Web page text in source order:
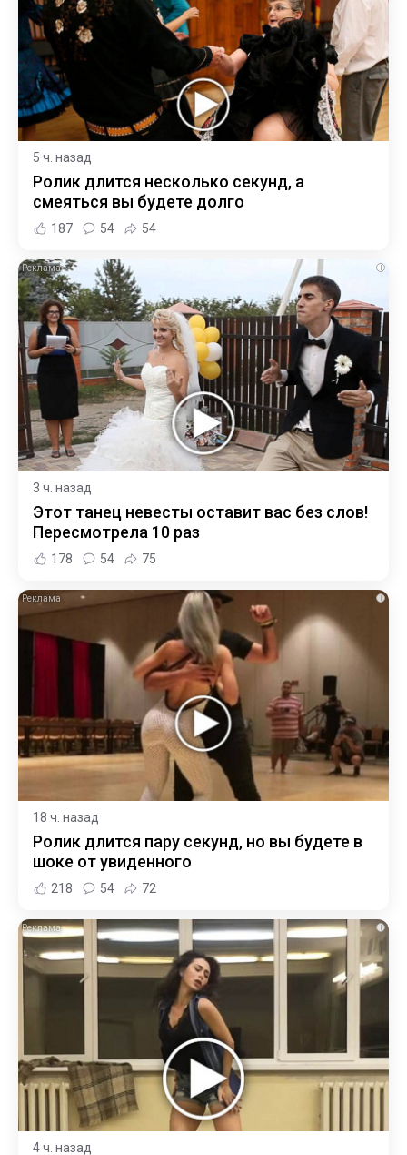
5 ч. назад
Ролик длится несколько секунд, а
смеяться вы будете долго
187 54 54
i
3 ч. назад
Этот танец невесты оставит вас без слов!
Пересмотрела 10 раз
178 54 75
i
18 ч. назад
Ролик длится пару секунд, но вы будете в
шоке от увиденного
218 54 72
i
4 ч. назад